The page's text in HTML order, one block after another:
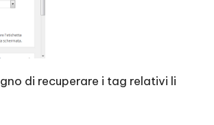
di recuperare i tag relativi li